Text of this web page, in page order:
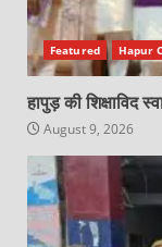
Featured Hapur
हापुड़ की शिक्षाविद
August 9, 2026